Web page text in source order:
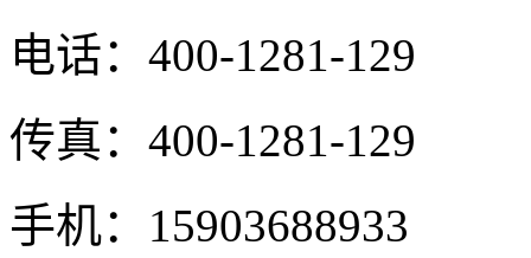
电话： 400-1281-129
传真： 400-1281-129
手机： 15903688933